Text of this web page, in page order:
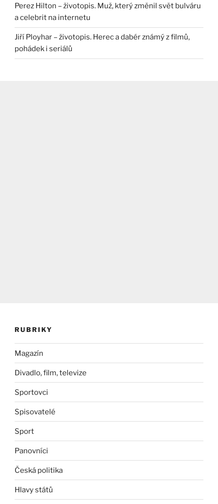
Perez Hilton – životopis. Muž, který změnil svět bulváru
a celebrit na internetu
Jiří Ployhar – životopis. Herec a dabér známý z filmů,
pohádek i seriálů
RUBRIKY
Magazín
Divadlo, film, televize
Sportovci
Spisovatelé
Sport
Panovníci
Česká politika
Hlavy států